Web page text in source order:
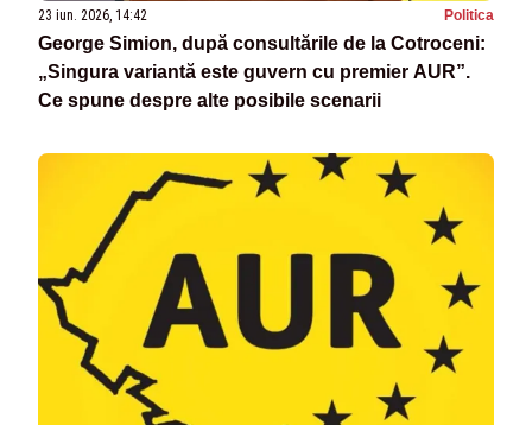
23 iun. 2026, 14:42 Politica
George Simion, după consultările de la Cotroceni:
„Singura variantă este guvern cu premier AUR”.
Ce spune despre alte posibile scenarii